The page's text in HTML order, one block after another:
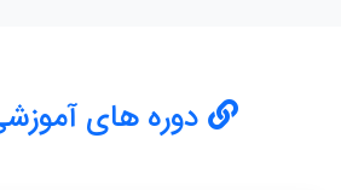
دوره های